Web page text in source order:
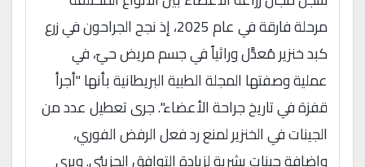
مرحلة فارقة في عام 2025، إذ نجح الجراحون في زرع
كبد خنزير مُعدَّل وراثياً في جسم مريض حيّ، في
عملية وصفتها المجلة الطبية البريطانية بأنها "أجرأ
قفزة في تاريخ جراحة الأعضاء". جرى تعطيل عدد من
الجينات في الخنزير لمنع رد فعل الرفض الفوري،
وإضافة جينات بشرية لزيادة التوافق الجزيئي. ويرى